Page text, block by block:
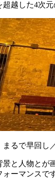
越した4次元
るで早回し
と人物と
ーマンスです